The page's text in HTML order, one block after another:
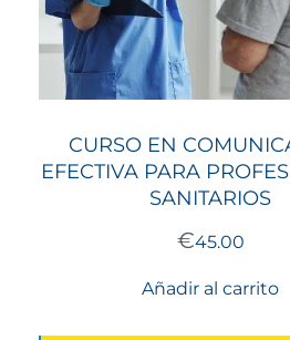
CURSO EN
EFECTIVA PARA
SANITARIOS
€45.00
Añadir al carrito